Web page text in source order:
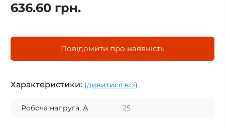
636.60 грн.
Повідомити про наявність
Характеристики: (дивитися всі)
Робоча напруга, А 25